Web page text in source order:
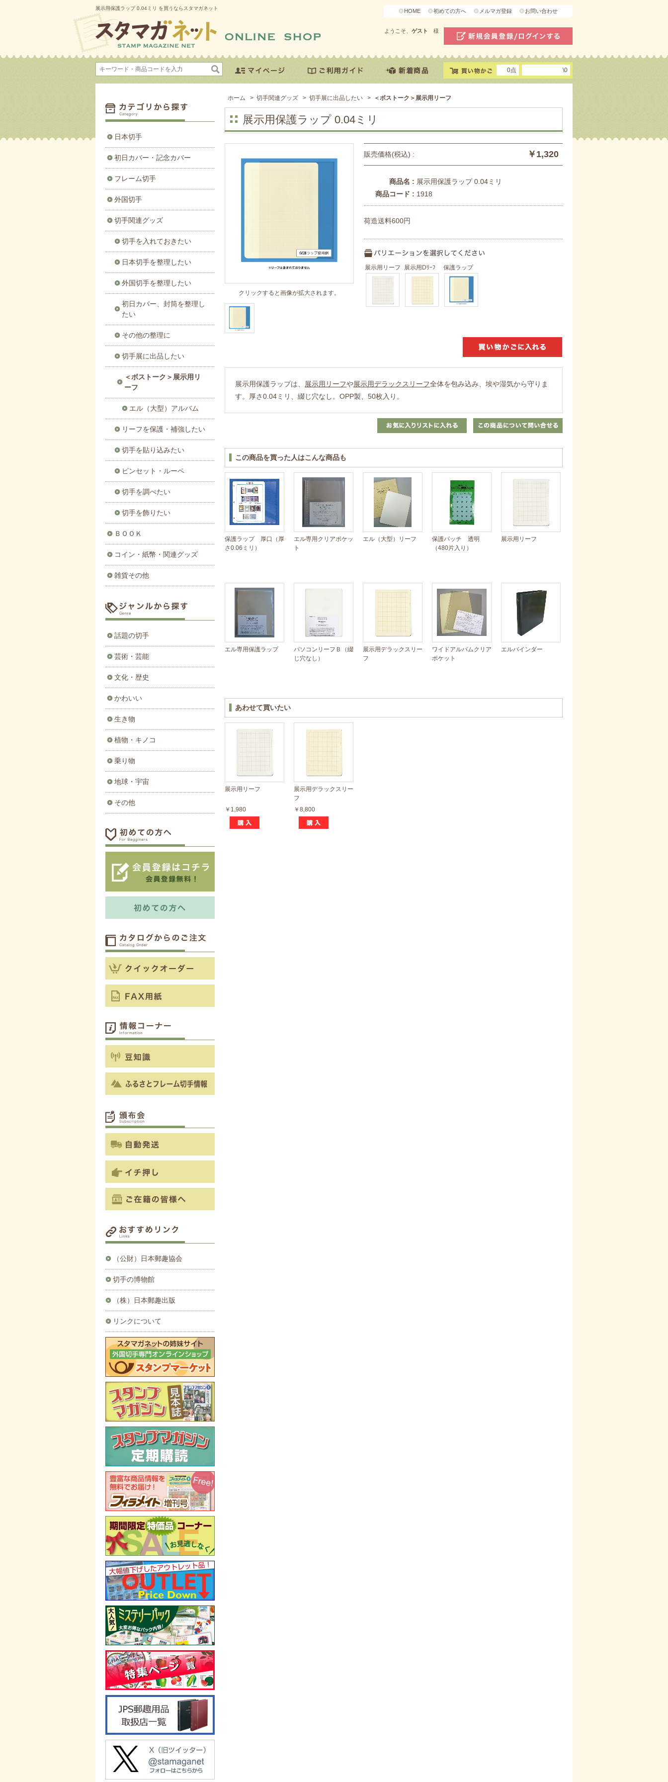
展示用保護ラップ 0.04ミリ を買うならスタマガネット HOME 初めての方へ メルマガ登録 お問い合わせ
ようこそ、 ゲスト 様
0点 \0
ホーム > 切手関連グッズ > 切手展に出品したい > ＜ボストーク＞展示用リーフ
展示用保護ラップ 0.04ミリ
クリックすると画像が拡大されます。
販売価格(税込) : ￥1,320
商品名 : 展示用保護ラップ 0.04ミリ
商品コード : 1918
荷造送料600円
展示用リーフ 展示用Dﾘｰﾌ 保護ラップ
展示用保護ラップは、 展示用リーフや展示用デラックスリーフ全体を包み込み、埃や湿気から守りま
す。厚さ0.04ミリ、綴じ穴なし。OPP製、50枚入り。
この商品を買った人はこんな商品も
保護ラップ 厚口（厚
さ0.06ミリ）
エル専用クリアポケッ
ト
エル（大型）リーフ
保護パッチ 透明
（480片入り）
展示用リーフ
エル専用保護ラップ
パソコンリーフＢ（綴
じ穴なし）
展示用デラックスリー
フ
ワイドアルバムクリア
ポケット
エルバインダー
あわせて買いたい
展示用リーフ
￥1,980
展示用デラックスリー
フ
￥8,800
日本切手
初日カバー・記念カバー
フレーム切手
外国切手
切手関連グッズ
切手を入れておきたい
日本切手を整理したい
外国切手を整理したい
初日カバー、封筒を整理し
たい
その他の整理に
切手展に出品したい
＜ボストーク＞展示用リ
ーフ
エル（大型）アルバム
リーフを保護・補強したい
切手を貼り込みたい
ピンセット・ルーペ
切手を調べたい
切手を飾りたい
ＢＯＯＫ
コイン・紙幣・関連グッズ
雑貨その他
話題の切手
芸術・芸能
文化・歴史
かわいい
生き物
植物・キノコ
乗り物
地球・宇宙
その他
（公財）日本郵趣協会
切手の博物館
（株）日本郵趣出版
リンクについて